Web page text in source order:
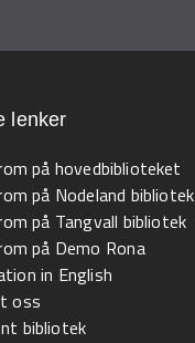
lenker
på hovedbiblioteket
på Nodeland bibliotek
på Tangvall bibliotek
på Demo Rona
in English
oss
bibliotek